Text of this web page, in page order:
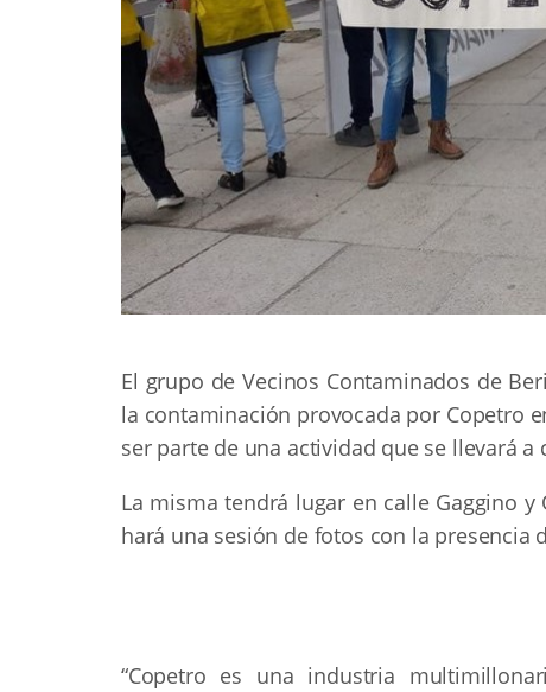
El grupo de Vecinos Contaminados de
la contaminación provocada por Copetro
ser parte de una actividad que se llevará
La misma tendrá lugar en calle Gaggino
hará una sesión de fotos con la presencia
“Copetro es una industria